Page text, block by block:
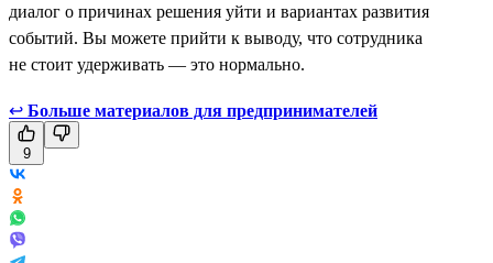
диалог о причинах решения уйти и вариантах развития
событий. Вы можете прийти к выводу, что сотрудника
не стоит удерживать — это нормально.
↩ Больше материалов для предпринимателей
9